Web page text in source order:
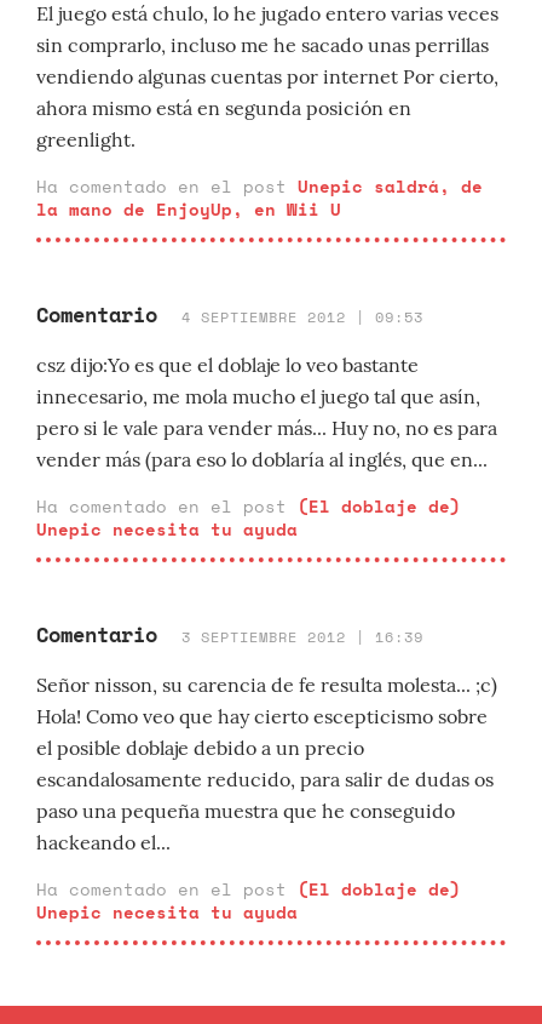
El juego está chulo, lo he jugado entero varias veces
sin comprarlo, incluso me he sacado unas perrillas
vendiendo algunas cuentas por internet Por cierto,
ahora mismo está en segunda posición en
greenlight.
Ha comentado en el post Unepic saldrá, de
la mano de EnjoyUp, en Wii U
Comentario 4 SEPTIEMBRE 2012 | 09:53
csz dijo:Yo es que el doblaje lo veo bastante
innecesario, me mola mucho el juego tal que asín,
pero si le vale para vender más... Huy no, no es para
vender más (para eso lo doblaría al inglés, que en...
Ha comentado en el post (El doblaje de)
Unepic necesita tu ayuda
Comentario 3 SEPTIEMBRE 2012 | 16:39
Señor nisson, su carencia de fe resulta molesta... ;c)
Hola! Como veo que hay cierto escepticismo sobre
el posible doblaje debido a un precio
escandalosamente reducido, para salir de dudas os
paso una pequeña muestra que he conseguido
hackeando el...
Ha comentado en el post (El doblaje de)
Unepic necesita tu ayuda